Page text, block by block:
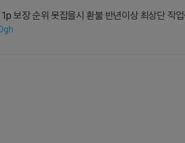
보장 순위 못잡을시 환불 반년이상 최상단 작